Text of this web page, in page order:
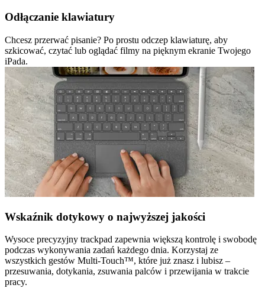
Odłączanie klawiatury
Chcesz przerwać pisanie? Po prostu odczep klawiaturę, aby
szkicować, czytać lub oglądać filmy na pięknym ekranie Twojego
iPada.
Wskaźnik dotykowy o najwyższej jakości
Wysoce precyzyjny trackpad zapewnia większą kontrolę i swobodę
podczas wykonywania zadań każdego dnia. Korzystaj ze
wszystkich gestów Multi-Touch™, które już znasz i lubisz –
przesuwania, dotykania, zsuwania palców i przewijania w trakcie
pracy.